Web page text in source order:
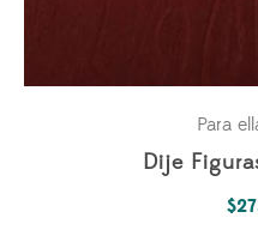
Para
Dije
$